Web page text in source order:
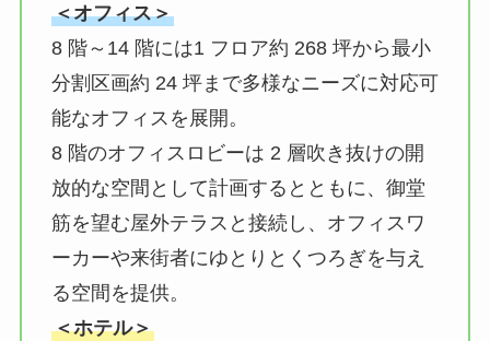
＜オフィス＞
8 階～14 階には1 フロア約 268 坪から最小
分割区画約 24 坪まで多様なニーズに対応可
能なオフィスを展開。
8 階のオフィスロビーは 2 層吹き抜けの開
放的な空間として計画するとともに、御堂
筋を望む屋外テラスと接続し、オフィスワ
ーカーや来街者にゆとりとくつろぎを与え
る空間を提供。
＜ホテル＞